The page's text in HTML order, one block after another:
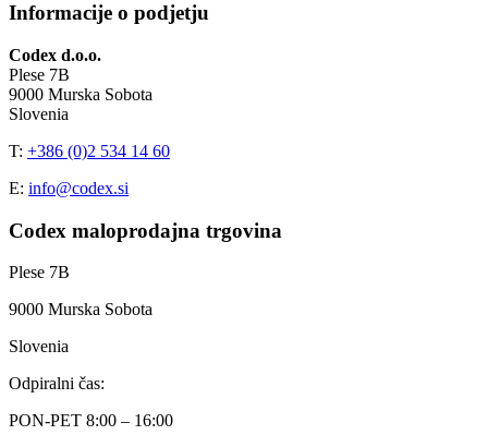
Informacije o podjetju
Codex d.o.o.
Plese 7B
9000 Murska Sobota
Slovenia
T: +386 (0)2 534 14 60
E: info@codex.si
Codex maloprodajna trgovina
Plese 7B
9000 Murska Sobota
Slovenia
Odpiralni čas:
PON-PET 8:00 – 16:00